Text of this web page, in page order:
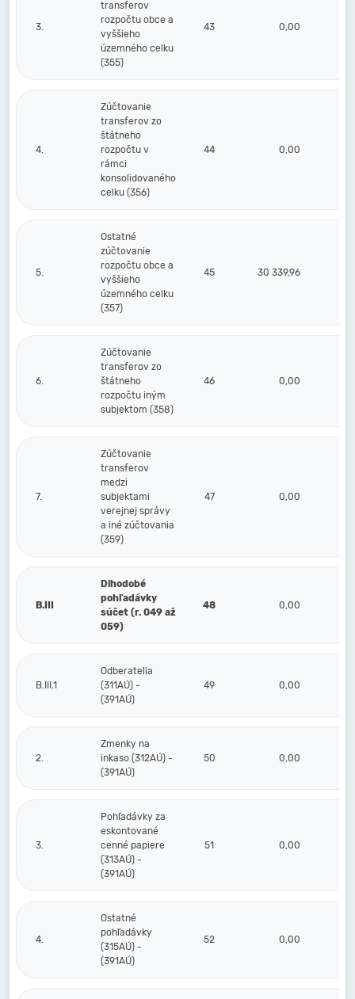
3.
transferov
rozpočtu obce a
vyššieho
územného celku
(355)
43 0,00
4.
Zúčtovanie
transferov zo
štátneho
rozpočtu v
rámci
konsolidovaného
celku (356)
44 0,00
5.
Ostatné
zúčtovanie
rozpočtu obce a
vyššieho
územného celku
(357)
45 30 339,96
6.
Zúčtovanie
transferov zo
štátneho
rozpočtu iným
subjektom (358)
46 0,00
7.
Zúčtovanie
transferov
medzi
subjektami
verejnej správy
a iné zúčtovania
(359)
47 0,00
B.III
Dlhodobé
pohľadávky
súčet (r. 049 až
059)
48 0,00
B.III.1
Odberatelia
(311AÚ) -
(391AÚ)
49 0,00
2.
Zmenky na
inkaso (312AÚ) -
(391AÚ)
50 0,00
3.
Pohľadávky za
eskontované
cenné papiere
(313AÚ) -
(391AÚ)
51 0,00
4.
Ostatné
pohľadávky
(315AÚ) -
(391AÚ)
52 0,00